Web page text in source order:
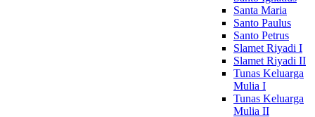
Santa Maria
Santo Paulus
Santo Petrus
Slamet Riyadi I
Slamet Riyadi II
Tunas Keluarga
Mulia I
Tunas Keluarga
Mulia II